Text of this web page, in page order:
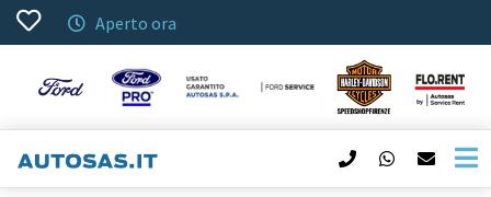
Aperto ora